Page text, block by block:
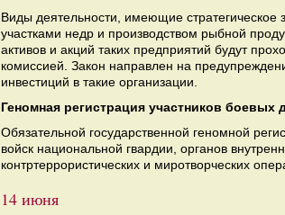
Виды деятельности, имеющие
участками недр и производством рыбной
активов и акций таких предприятий будут
комиссией. Закон направлен на
инвестиций в такие организации.
Геномная регистрация участников боевых
Обязательной государственной геномной
войск национальной гвардии, органов
контртеррористических и миротворческих
14 июня